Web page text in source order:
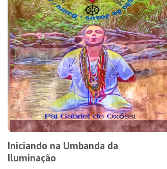
Iniciando na Umbanda da
Iluminação